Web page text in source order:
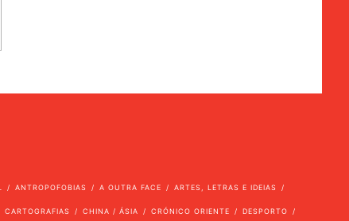
ANTROPOFOBIAS A OUTRA FACE ARTES, LETRAS E IDEIAS
CARTOGRAFIAS CHINA / ÁSIA CRÓNICO ORIENTE DESPORTO